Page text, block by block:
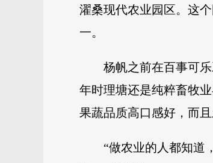
濯桑现代农业园区。这
一。
杨帆之前在百事可
年时理塘还是纯粹畜牧
果蔬品质高口感好，而
“做农业的人都知道